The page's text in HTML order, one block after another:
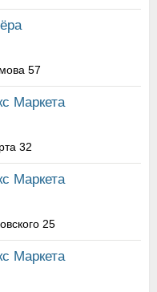
57
Маркета
32
Маркета
25
Маркета